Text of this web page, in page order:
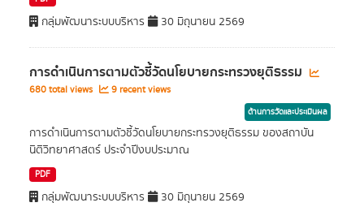
กลุ่มพัฒนาระบบบริหาร 30 มิถุนายน 2569
การดําเนินการตามตัวชี้วัดนโยบายกระทรวงยุติธรรม
680 total views 9 recent views
ด้านการวัดและประเมินผล
การดําเนินการตามตัวชี้วัดนโยบายกระทรวงยุติธรรม ของสถาบัน
นิติวิทยาศาสตร์ ประจำปีงบประมาณ
PDF
กลุ่มพัฒนาระบบบริหาร 30 มิถุนายน 2569